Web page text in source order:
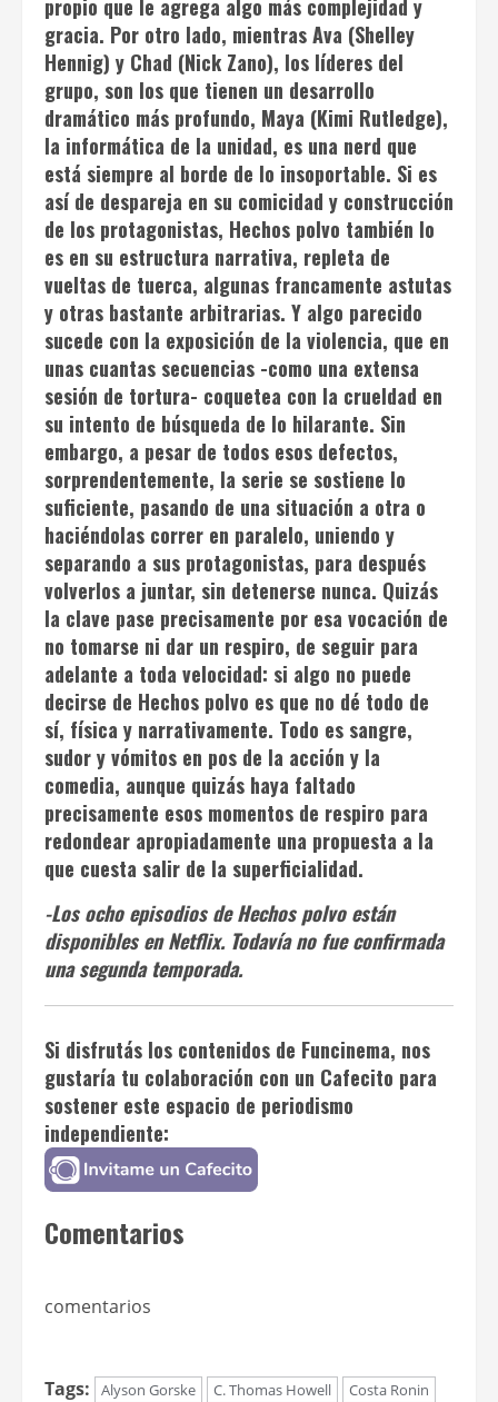
propio que le agrega algo más complejidad y
gracia. Por otro lado, mientras Ava (Shelley
Hennig) y Chad (Nick Zano), los líderes del
grupo, son los que tienen un desarrollo
dramático más profundo, Maya (Kimi Rutledge),
la informática de la unidad, es una nerd que
está siempre al borde de lo insoportable. Si es
así de despareja en su comicidad y construcción
de los protagonistas, Hechos polvo también lo
es en su estructura narrativa, repleta de
vueltas de tuerca, algunas francamente astutas
y otras bastante arbitrarias. Y algo parecido
sucede con la exposición de la violencia, que en
unas cuantas secuencias -como una extensa
sesión de tortura- coquetea con la crueldad en
su intento de búsqueda de lo hilarante. Sin
embargo, a pesar de todos esos defectos,
sorprendentemente, la serie se sostiene lo
suficiente, pasando de una situación a otra o
haciéndolas correr en paralelo, uniendo y
separando a sus protagonistas, para después
volverlos a juntar, sin detenerse nunca. Quizás
la clave pase precisamente por esa vocación de
no tomarse ni dar un respiro, de seguir para
adelante a toda velocidad: si algo no puede
decirse de Hechos polvo es que no dé todo de
sí, física y narrativamente. Todo es sangre,
sudor y vómitos en pos de la acción y la
comedia, aunque quizás haya faltado
precisamente esos momentos de respiro para
redondear apropiadamente una propuesta a la
que cuesta salir de la superficialidad.
-Los ocho episodios deHechos polvoestán
disponibles en Netflix. Todavía no fue confirmada
una segunda temporada.
Si disfrutás los contenidos de Funcinema, nos
gustaría tu colaboración con un Cafecito para
sostener este espacio de periodismo
independiente:
Comentarios
comentarios
Tags: Alyson Gorske C. Thomas Howell
Costa Ronin